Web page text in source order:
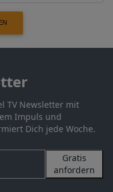
TV Newsletter mit
Impuls und
Dich jede Woche.
Gratis
anfordern